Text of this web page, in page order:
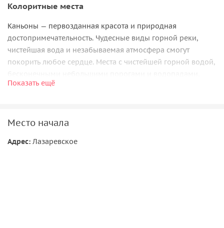
Колоритные места
Каньоны — первозданная красота и природная
достопримечательность. Чудесные виды горной реки,
чистейшая вода и незабываемая атмосфера смогут
покорить любое сердце. Места с чистейшей горной водой,
сменяемыми достаточно глубокими и спокойными
Здесь не пересыхает река, она всегда прохладная. Здесь
которые ещё никого не оставили равнодушными. При
Показать ещё
Место начала
Адрес: Лазаревское